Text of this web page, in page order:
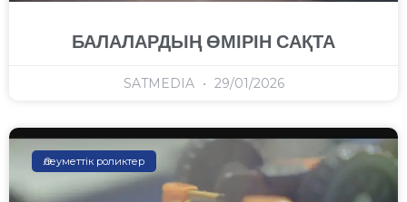
БАЛАЛАРДЫҢ ӨМІРІН САҚТА
SATMEDIA 29/01/2026
Әлеуметтік роликтер